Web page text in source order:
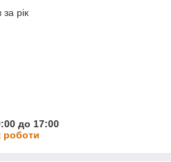
рік
до 17:00
роботи